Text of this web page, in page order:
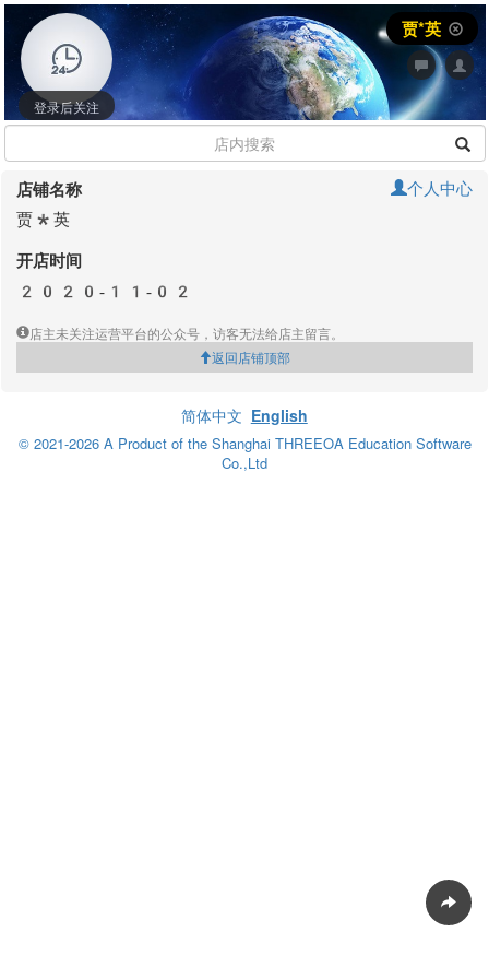
登录后关注
贾*英
店铺名称 个人中心
贾*英
开店时间
2020-11-02
店主未关注运营平台的公众号，访客无法给店主留言。
返回店铺顶部
简体中文 English
© 2021-2026 A Product of the Shanghai THREEOA Education Software
Co.,Ltd